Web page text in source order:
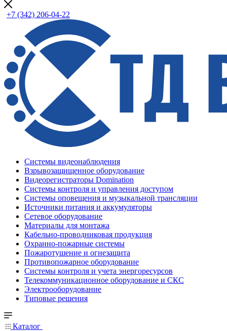
+7 (342) 206-04-22
Системы видеонаблюдения
Взрывозащищенное оборудование
Видеорегистраторы Domination
Системы контроля и управления доступом
Системы оповещения и музыкальной трансляции
Источники питания и аккумуляторы
Сетевое оборудование
Материалы для монтажа
Кабельно-проводниковая продукция
Охранно-пожарные системы
Пожаротушение и огнезащита
Противопожарное оборудование
Системы контроля и учета энергоресурсов
Телекоммуникационное оборудование и СКС
Электрооборудование
Типовые решения
Каталог